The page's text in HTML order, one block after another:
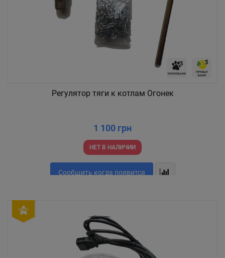
Регулятор тяги к котлам Огонек
1 100 грн
НЕТ В НАЛИЧИИ
Сообщить когда появится